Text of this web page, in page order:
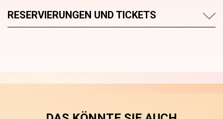
RESERVIERUNGEN UND TICKETS